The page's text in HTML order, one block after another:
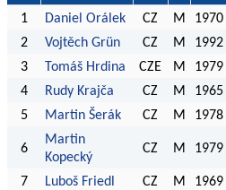
1
Daniel Orálek CZ M 1970
2
Vojtěch Grün CZ M 1992
3
Tomáš Hrdina CZE M 1979
4
Rudy Krajča CZ M 1965
5
Martin Šerák CZ M 1978
6
Martin
Kopecký
CZ M 1979
7 Luboš Friedl CZ M 1969